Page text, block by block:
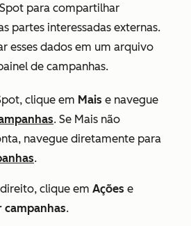
para compartilhar
partes interessadas externas.
esses dados em um arquivo
de campanhas.
clique em Mais e navegue
. Se Mais não
navegue diretamente para
.
clique em Ações e
campanhas.